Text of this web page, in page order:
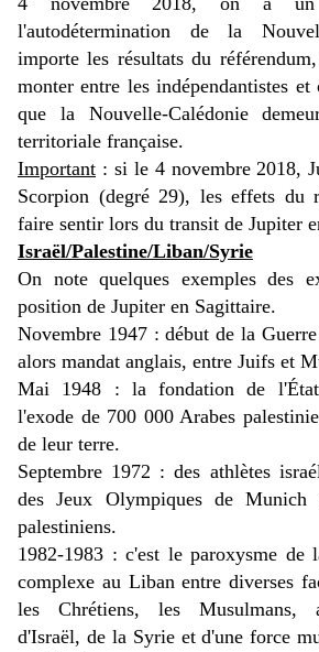
l'autodétermination de la
importe les résultats du
monter entre les indépendantistes
que la Nouvelle-Calédonie
territoriale française.
Important : si le 4 novembre 2018,
Scorpion (degré 29), les effets du
faire sentir lors du transit de Jupiter
Israël/Palestine/Liban/Syrie
On note quelques exemples des
position de Jupiter en Sagittaire.
Novembre 1947 : début de la
alors mandat anglais, entre Juifs et
Mai 1948 : la fondation de l'État
l'exode de 700 000 Arabes
de leur terre.
Septembre 1972 : des athlètes
des Jeux Olympiques de Munich
palestiniens.
1982-1983 : c'est le paroxysme de
complexe au Liban entre diverses
les Chrétiens, les Musulmans,
d'Israël, de la Syrie et d'une force